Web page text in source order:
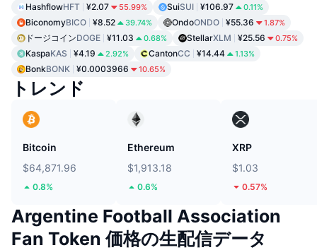
HashflowHFT ¥2.07 55.99% SuiSUI ¥106.97 0.11%
BiconomyBICO ¥8.52 39.74% OndoONDO ¥55.36 1.87%
ドージコインDOGE ¥11.03 0.68% StellarXLM ¥25.56 0.75%
KaspaKAS ¥4.19 2.92% CantonCC ¥14.44 1.13%
BonkBONK ¥0.0003966 10.65%
トレンド
Bitcoin
$64,871.96
0.8%
Ethereum
$1,913.18
0.6%
XRP
$1.03
0.57%
Argentine Football Association
Fan Token 価格の生配信データ